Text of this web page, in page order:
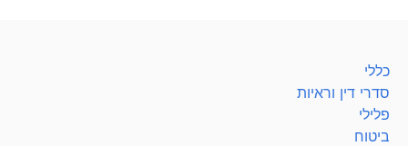
כללי
סדרי דין וראיות
פלילי
ביטוח